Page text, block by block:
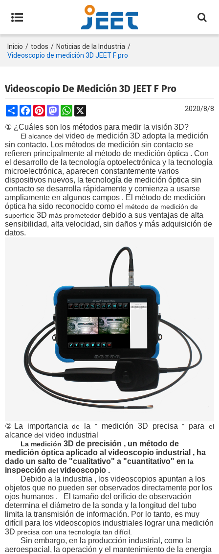
Inicio / todos / Noticias de la Industria /
Videoscopio de medición 3D JEET F pro
Videoscopio De Medición 3D JEET F Pro
ShareFacebookPinterestMastodonWhatsApp 2020/8/8
① ¿Cuáles son los métodos para medir la visión 3D?
El alcance del video de medición 3D adopta la medición
sin contacto. Los métodos de medición sin contacto se
refieren principalmente al método de medición óptica . Con
el desarrollo de la tecnología optoelectrónica y la tecnología
microelectrónica, aparecen constantemente varios
dispositivos nuevos, la tecnología de medición óptica sin
contacto se desarrolla rápidamente y comienza a usarse
ampliamente en algunos campos . El método de medición
óptica ha sido reconocido como el método de medición de
superficie 3D más prometedor debido a sus ventajas de alta
sensibilidad, alta velocidad, sin daños y más adquisición de
datos.
②La importancia de la " medición 3D precisa " para el
alcance del video industrial
La medición3D de precisión , un método de
medición óptica aplicado al videoscopio industrial , ha
dado un salto de "cualitativo" a "cuantitativo" en la
inspección del videoscopio .
Debido a la industria , los videoscopios apuntan a los
objetos que no pueden ser observados directamente por los
ojos humanos . El tamaño del orificio de observación
determina el diámetro de la sonda y la longitud del tubo
limita la transmisión de información. Por lo tanto, es muy
difícil para los videoscopios industriales lograr una medición
3D precisa con una tecnología tan difícil.
Sin embargo, en la producción industrial, como la
aeroespacial, la operación y el mantenimiento de la energía